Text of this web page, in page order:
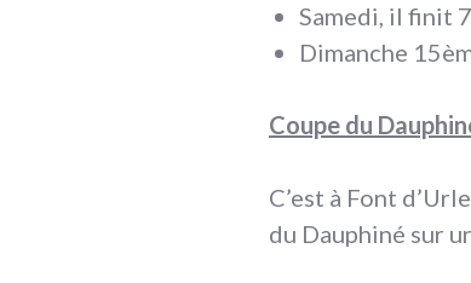
Samedi, il finit
Dimanche
Coupe du
C’est à Font
du Dauphiné sur